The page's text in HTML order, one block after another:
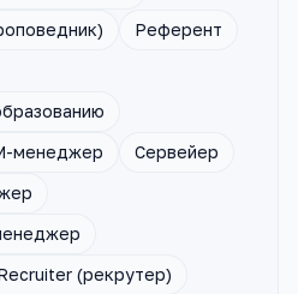
Референт
менеджер
Сервейер
(рекрутер)